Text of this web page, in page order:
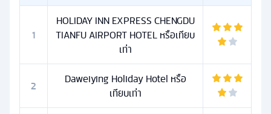
1
HOLIDAY INN EXPRESS CHENGDU
TIANFU AIRPORT HOTEL หรือเทียบ
เท่า
2
Daweiying Holiday Hotel หรือ
เทียบเท่า